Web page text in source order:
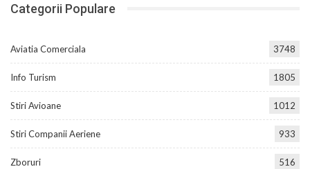
Categorii Populare
Aviatia Comerciala 3748
Info Turism 1805
Stiri Avioane 1012
Stiri Companii Aeriene 933
Zboruri 516